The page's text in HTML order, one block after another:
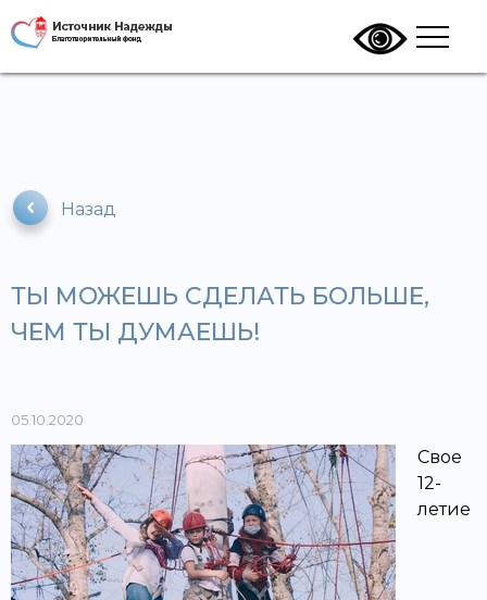
Назад
ТЫ МОЖЕШЬ СДЕЛАТЬ БОЛЬШЕ,
ЧЕМ ТЫ ДУМАЕШЬ!
05.10.2020
Свое
12-
летие